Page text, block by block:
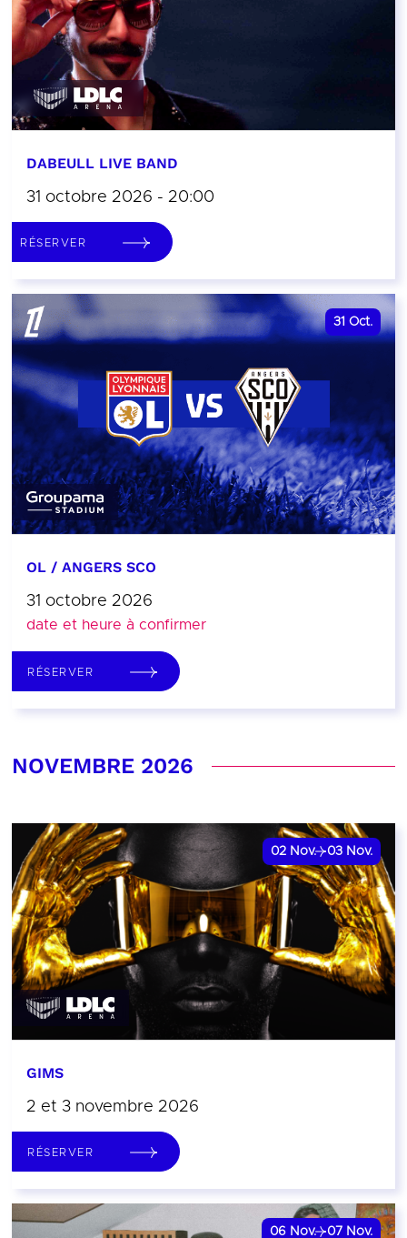
DABEULL LIVE BAND
31 octobre 2026 - 20:00
RÉSERVER
31 Oct.
OL / ANGERS SCO
31 octobre 2026
date et heure à confirmer
RÉSERVER
NOVEMBRE 2026
02 Nov. 03 Nov.
GIMS
2 et 3 novembre 2026
RÉSERVER
06 Nov. 07 Nov.